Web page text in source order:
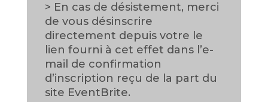
> En cas de désistement, merci
de vous désinscrire
directement depuis votre le
lien fourni à cet effet dans l’e-
mail de confirmation
d’inscription reçu de la part du
site EventBrite.